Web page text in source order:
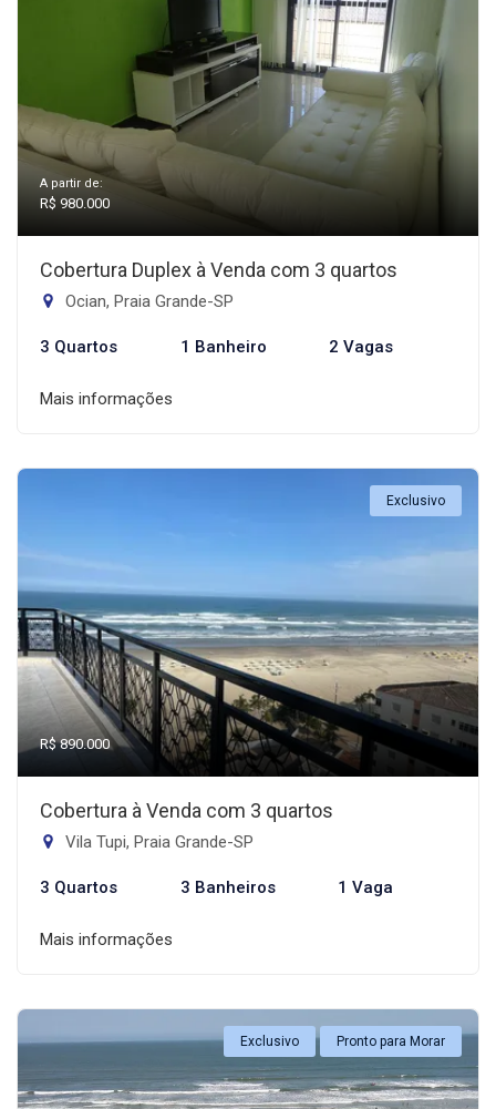
A partir de:
R$ 980.000
Cobertura Duplex à Venda com 3 quartos
Ocian, Praia Grande-SP
3 Quartos 1 Banheiro 2 Vagas
Mais informações
Exclusivo
R$ 890.000
Cobertura à Venda com 3 quartos
Vila Tupi, Praia Grande-SP
3 Quartos 3 Banheiros 1 Vaga
Mais informações
Exclusivo Pronto para Morar